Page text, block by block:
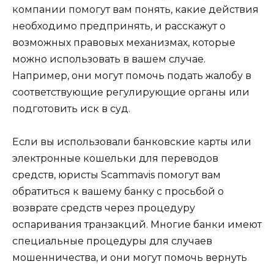
компании помогут вам понять, какие действия
необходимо предпринять, и расскажут о
возможных правовых механизмах, которые
можно использовать в вашем случае.
Например, они могут помочь подать жалобу в
соответствующие регулирующие органы или
подготовить иск в суд.
Если вы использовали банковские карты или
электронные кошельки для переводов
средств, юристы Scammavis помогут вам
обратиться к вашему банку с просьбой о
возврате средств через процедуру
оспаривания транзакций. Многие банки имеют
специальные процедуры для случаев
мошенничества, и они могут помочь вернуть